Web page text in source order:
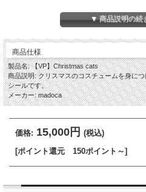
▼ 商品説明の続
商品仕様
製品名: 【VP】Christmas cats
商品説明: クリスマスのコスチュームを身に
シールです。
メーカー: madoca
価格: 15,000円 (税込)
[ポイント還元 150ポイント～]